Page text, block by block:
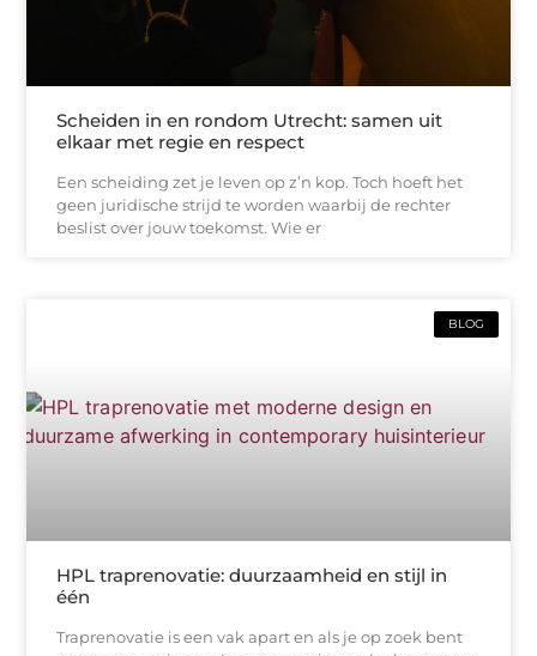
Scheiden in en rondom Utrecht: samen uit
elkaar met regie en respect
Een scheiding zet je leven op z’n kop. Toch hoeft het
geen juridische strijd te worden waarbij de rechter
beslist over jouw toekomst. Wie er
BLOG
HPL traprenovatie: duurzaamheid en stijl in
één
Traprenovatie is een vak apart en als je op zoek bent